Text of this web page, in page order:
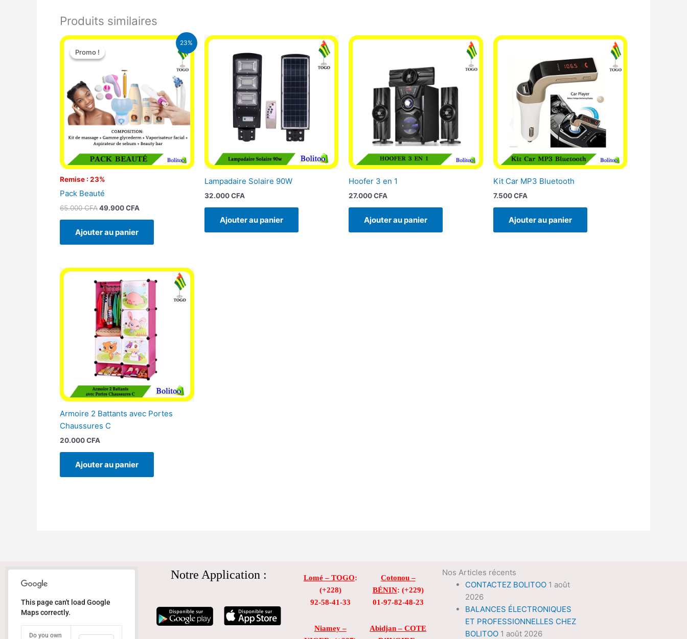
Produits similaires
23%
Promo !
Remise : 23%
Promo !
Pack Beauté
65.000CFA
Le
initial
65.000 CFA.
49.900CFA
Le
49.900 CFA.
Ajouter au panier
Lampadaire Solaire 90W
32.000CFA
Ajouter au panier
Hoofer 3 en 1
27.000CFA
Ajouter au panier
Kit Car MP3 Bluetooth
7.500CFA
Ajouter au panier
Armoire 2 Battants avec Portes
Chaussures C
20.000CFA
Ajouter au panier
This page can't load Google
Maps correctly.
Do you own
Notre Application : Lomé – TOGO:
(+228)
92-58-41-33
Niamey –
Cotonou –
BÉNIN: (+229)
01-97-82-48-23
Abidjan – COTE
Nos Articles récents
CONTACTEZ BOLITOO 1 août
2026
BALANCES ÉLECTRONIQUES
ET PROFESSIONNELLES CHEZ
BOLITOO 1 août 2026